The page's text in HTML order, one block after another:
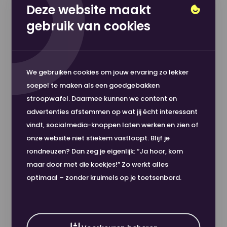
Deze website maakt
gebruik van cookies
We gebruiken cookies om jouw ervaring zo lekker
soepel te maken als een goedgebakken
stroopwafel. Daarmee kunnen we content en
advertenties afstemmen op wat jij écht interessant
vindt, socialmedia-knoppen laten werken en zien of
onze website niet stiekem vastloopt. Blijf je
rondneuzen? Dan zeg je eigenlijk: “Ja hoor, kom
maar door met die koekjes!” Zo werkt alles
optimaal – zonder kruimels op je toetsenbord.
Gewicht
80
Kleur Wit
MilieucertificatenCO2 Neutraal | Europese
Ecolabel | EMAS | FSC® | Nordic
Swan | TCF
Witheid (CIE) 161
Looprichting BL
Lengte 420
Formaat A3
Gewicht (grams/m2) 80 gm2
Kleur Wit
Milieucertificaten
CO2 Neutraal;Europese
Nou, dit wordt 'm!
Hoge klanttevredenheid
Veilig betalen
297 mm 4-gts korte zijde verponsen